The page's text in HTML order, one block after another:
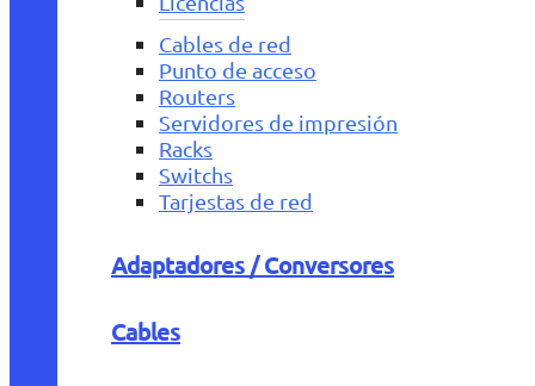
Cables de red
Punto de acceso
Routers
Servidores de impresión
Racks
Switchs
Tarjestas de red
Adaptadores / Conversores
Cables